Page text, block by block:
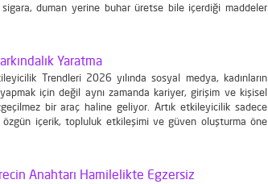
duman yerine buhar üretse bile içerdiği maddeler
Yaratma
Trendleri 2026 yılında sosyal medya, kadınların
için değil aynı zamanda kariyer, girişim ve kişisel
bir araç haline geliyor. Artık etkileyicilik sadece
özgün içerik, topluluk etkileşimi ve güven oluşturma öne
Anahtarı Hamilelikte Egzersiz